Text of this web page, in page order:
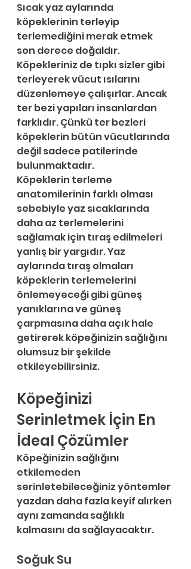
Sıcak yaz aylarında
köpeklerinin terleyip
terlemediğini merak etmek
son derece doğaldır.
Köpekleriniz de tıpkı sizler gibi
terleyerek vücut ısılarını
düzenlemeye çalışırlar. Ancak
ter bezi yapıları insanlardan
farklıdır. Çünkü ter bezleri
köpeklerin bütün vücutlarında
değil sadece patilerinde
bulunmaktadır.
Köpeklerin terleme
anatomilerinin farklı olması
sebebiyle yaz sıcaklarında
daha az terlemelerini
sağlamak için tıraş edilmeleri
yanlış bir yargıdır. Yaz
aylarında tıraş olmaları
köpeklerin terlemelerini
önlemeyeceği gibi güneş
yanıklarına ve güneş
çarpmasına daha açık hale
getirerek köpeğinizin sağlığını
olumsuz bir şekilde
etkileyebilirsiniz.
Köpeğinizi
Serinletmek İçin En
İdeal Çözümler
Köpeğinizin sağlığını
etkilemeden
serinletebileceğiniz yöntemler
yazdan daha fazla keyif alırken
aynı zamanda sağlıklı
kalmasını da sağlayacaktır.
Soğuk Su